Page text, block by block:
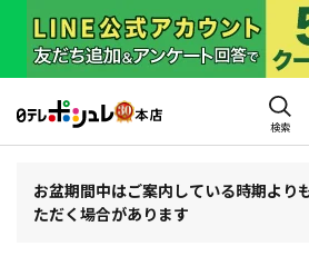
検索
お盆期間中はご案内している時期より
ただく場合があります